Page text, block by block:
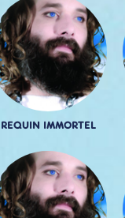
REQUIN IMMORTEL